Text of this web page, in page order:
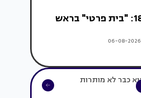
וילה בקומה ה-18: "בית פרטי" בראש
06-08-2026